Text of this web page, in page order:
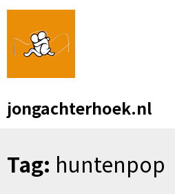
Skip
content
jongachterhoek.nl
Tag: huntenpop